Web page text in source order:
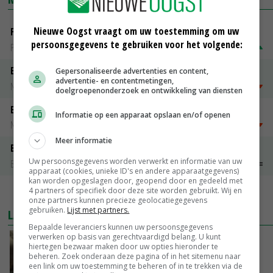
Fritesgeschikt NL Du Be
PotatoNL
€ 15,00~ € 23,00
Emmeloord Tarwe
Noteringen
€ 205,00~ € 208,00
Emmeloord Schaaltjespeen
Noteringen
Bintje A 28/35
Bintje Info
€ 48,00~ € 52,00
MEER MARKTPRIJZEN
LAATSTE NIEUWS
‘Samenwerking A-ware en Amalthea gaat
zorgen voor meer balans’
GISTEREN, 16:01
Nieuwe Oogst vraagt om uw toestemming om uw
persoonsgegevens te gebruiken voor het volgende:
Gepersonaliseerde advertenties en content,
advertentie- en contentmetingen,
doelgroepenonderzoek en ontwikkeling van diensten
Informatie op een apparaat opslaan en/of openen
Meer informatie
Uw persoonsgegevens worden verwerkt en informatie van uw
apparaat (cookies, unieke ID's en andere apparaatgegevens)
kan worden opgeslagen door, geopend door en gedeeld met
4 partners of specifiek door deze site worden gebruikt. Wij en
onze partners kunnen precieze geolocatiegegevens
gebruiken. Lijst met partners.
Bepaalde leveranciers kunnen uw persoonsgegevens
verwerken op basis van gerechtvaardigd belang. U kunt
hiertegen bezwaar maken door uw opties hieronder te
beheren. Zoek onderaan deze pagina of in het sitemenu naar
een link om uw toestemming te beheren of in te trekken via de